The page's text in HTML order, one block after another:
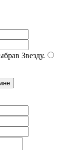
Звезду.